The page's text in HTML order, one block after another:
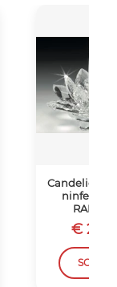
Candeliere
ninfea
€